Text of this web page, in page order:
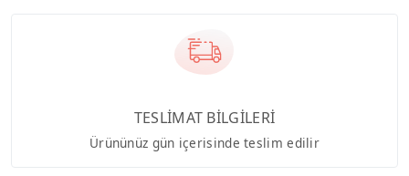
TESLİMAT BİLGİLERİ
Ürününüz gün içerisinde teslim edilir